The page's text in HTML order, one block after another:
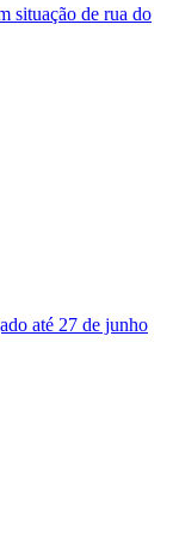
situação de rua do
até 27 de junho